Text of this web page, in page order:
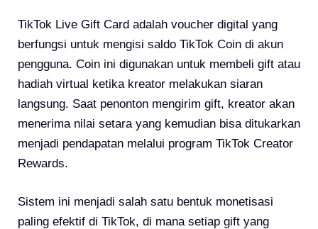
TikTok Live Gift Card adalah voucher digital yang
berfungsi untuk mengisi saldo TikTok Coin di akun
pengguna. Coin ini digunakan untuk membeli gift atau
hadiah virtual ketika kreator melakukan siaran
langsung. Saat penonton mengirim gift, kreator akan
menerima nilai setara yang kemudian bisa ditukarkan
menjadi pendapatan melalui program TikTok Creator
Rewards.
Sistem ini menjadi salah satu bentuk monetisasi
paling efektif di TikTok, di mana setiap gift yang